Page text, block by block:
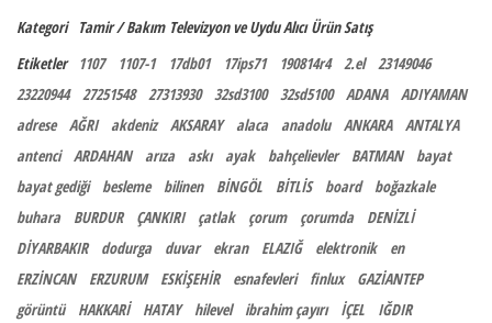
Kategori Tamir / Bakım Televizyon ve Uydu Alıcı Ürün Satış
Etiketler
1107 1107-1 17db01 17ips71 190814r4 2.el
23149046
23220944
27251548 27313930 32sd3100 32sd5100 ADANA
ADIYAMAN
adrese
AĞRI akdeniz AKSARAY alaca anadolu ANKARA
ANTALYA
antenci
ARDAHAN arıza askı ayak bahçelievler BATMAN
bayat
bayat gediği
besleme bilinen BİNGÖL BİTLİS board
boğazkale
buhara
BURDUR ÇANKIRI çatlak çorum çorumda
DENİZLİ
DİYARBAKIR
dodurga duvar ekran ELAZIĞ elektronik
en
ERZİNCAN
ERZURUM ESKİŞEHİR esnafevleri finlux
GAZİANTEP
görüntü
HAKKARİ HATAY hilevel ibrahim çayırı İÇEL
IĞDIR